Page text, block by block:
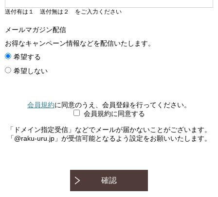
送付有は１ 送付無は２ をご入力ください
メールマガジン配信
お得なキャンペーン情報などを配信いたします。
希望する
希望しない
会員規約に同意のうえ、会員登録を行ってください。
会員規約に同意する
「ドメイン指定受信」などでメールが届かないことがございます。
「@raku-uru.jp」が受信可能となるよう設定をお願いいたします。
確認